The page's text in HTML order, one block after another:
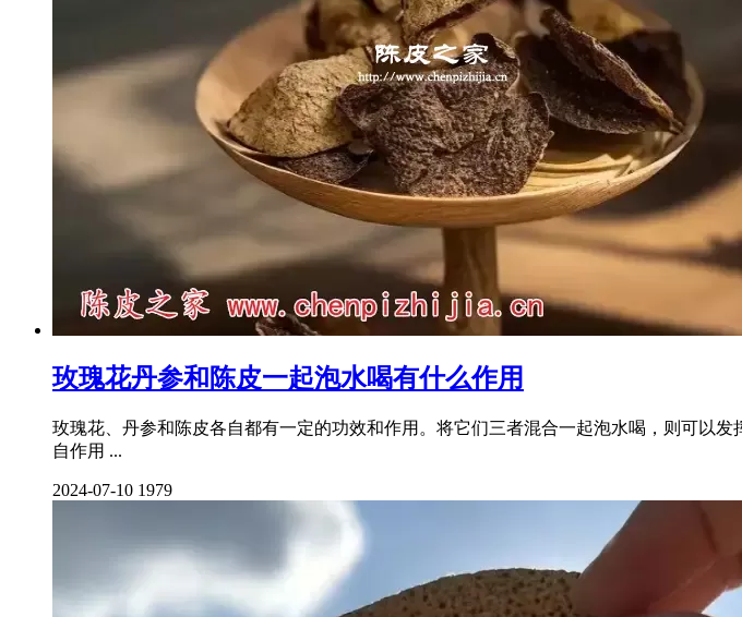
玫瑰花丹参和陈皮一起泡水喝有什么作用
玫瑰花、丹参和陈皮各自都有一定的功效和作用。将它们三者混合一起泡水喝，则可以
自作用 ...
2024-07-10 1979